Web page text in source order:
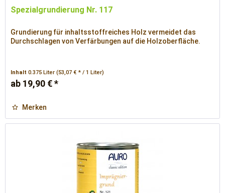
Spezialgrundierung Nr. 117
Grundierung für inhaltsstoffreiches Holz vermeidet das
Durchschlagen von Verfärbungen auf die Holzoberfläche.
Inhalt0.375 Liter(53,07 € * / 1 Liter)
ab 19,90 € *
Merken